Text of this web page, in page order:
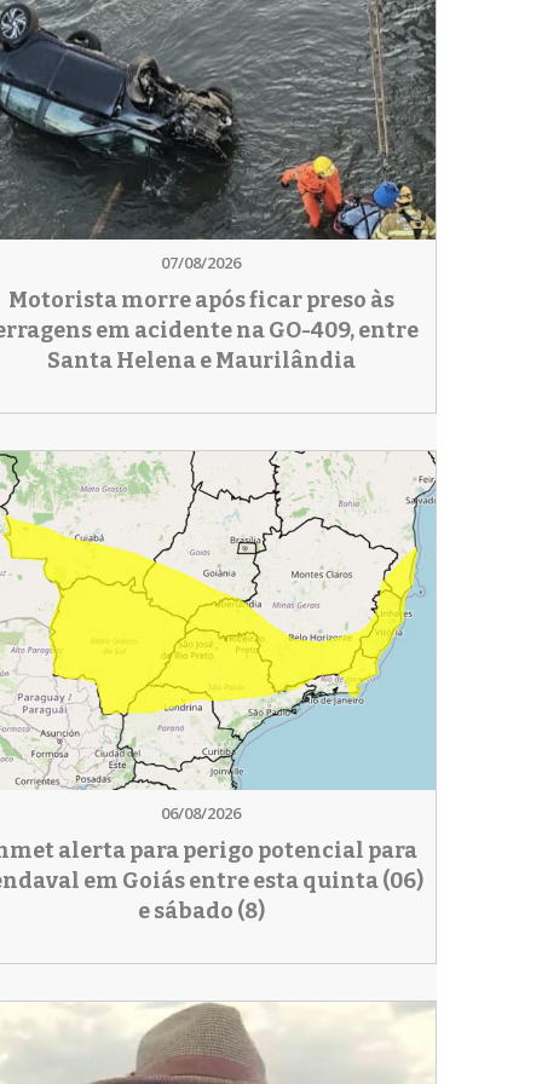
07/08/2026
Motorista morre após ficar preso às
em acidente na GO-409, entre
Santa Helena e Maurilândia
06/08/2026
alerta para perigo potencial para
em Goiás entre esta quinta (06)
e sábado (8)